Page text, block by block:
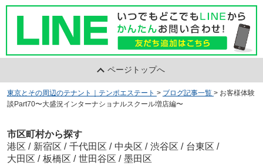
ページトップへ
東京とその周辺のテナント｜テンポエステート > ブログ記事一覧 > お客様体験
談Part70〜大盛況インターナショナルスクール増店編〜
市区町村から探す
港区 / 新宿区 / 千代田区 / 中央区 / 渋谷区 / 台東区 /
大田区 / 板橋区 / 世田谷区 / 墨田区